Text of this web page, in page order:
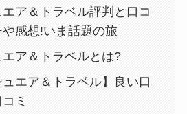
ア＆トラベル評判と口コ
や感想!いま話題の旅
ア＆トラベルとは?
ュエア＆トラベル】良い口
ミ